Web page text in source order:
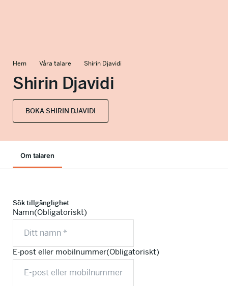
Hem Våra talare Shirin Djavidi
Shirin Djavidi
BOKA SHIRIN DJAVIDI
Om talaren
Sök tillgänglighet
Namn(Obligatoriskt)
E-post eller mobilnummer(Obligatoriskt)